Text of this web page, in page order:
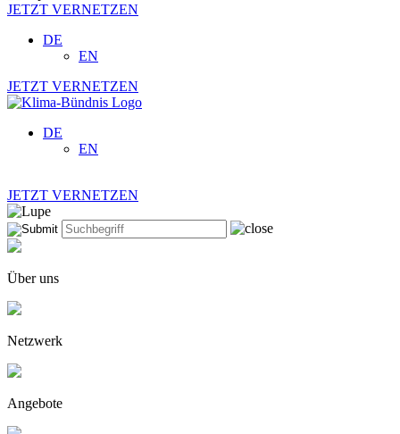
JETZT VERNETZEN
DE
EN
JETZT VERNETZEN
DE
EN
JETZT VERNETZEN
Über uns
Netzwerk
Angebote